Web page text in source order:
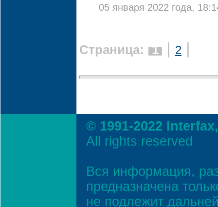
05 января 2022 года,
Страница: 1 2
© 1991-2022
All rights reserved
Вся информация,
предназначена
не подлежит